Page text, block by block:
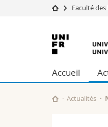
Université
Recherche
Université
Formation
Faculté
de
Accueil
Actualités